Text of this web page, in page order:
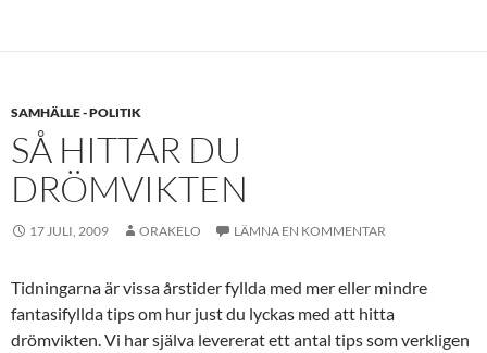
SAMHÄLLE - POLITIK
SÅ HITTAR DU
DRÖMVIKTEN
17 JULI, 2009 ORAKELO LÄMNA EN KOMMENTAR
Tidningarna är vissa årstider fyllda med mer eller mindre
fantasifyllda tips om hur just du lyckas med att hitta
drömvikten. Vi har själva levererat ett antal tips som verkligen